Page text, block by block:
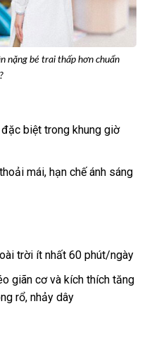
nặng bé trai thấp hơn chuẩn
biệt trong khung giờ
mái, hạn chế ánh sáng
trời ít nhất 60 phút/ngày
giãn cơ và kích thích tăng
rổ, nhảy dây